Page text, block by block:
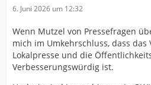
6. Juni 2026 um 12:32
Wenn Mutzel von Pressefragen
mich im Umkehrschluss, dass das
Lokalpresse und die
Verbesserungswürdig ist.